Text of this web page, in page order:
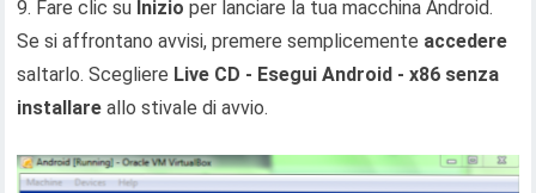
9. Fare clic su Inizioper lanciare la tua macchina Android.
Se si affrontano avvisi, premere semplicemente accedere
saltarlo. Scegliere Live CD - Esegui Android - x86 senza
installare allo stivale di avvio.